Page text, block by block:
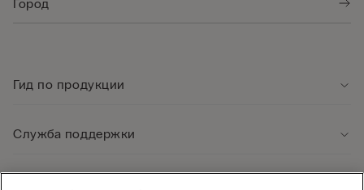
Гид по продукции
Служба поддержки